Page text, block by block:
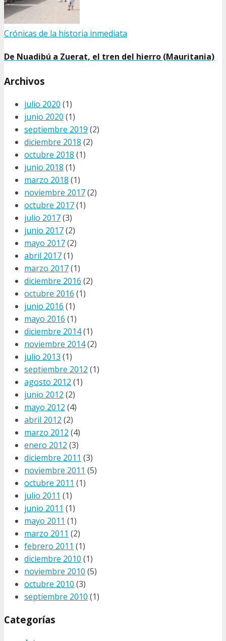
Crónicas de la historia inmediata
De Nuadibú a Zuerat, el tren del hierro (Mauritania)
Archivos
julio 2020 (1)
junio 2020 (1)
septiembre 2019 (2)
diciembre 2018 (2)
octubre 2018 (1)
junio 2018 (1)
marzo 2018 (1)
noviembre 2017(2)
octubre 2017(1)
julio 2017(3)
junio 2017(2)
mayo 2017(2)
abril 2017(1)
marzo 2017(1)
diciembre 2016 (2)
octubre 2016 (1)
junio 2016 (1)
mayo 2016 (1)
diciembre 2014(1)
noviembre 2014(2)
julio 2013 (1)
septiembre 2012 (1)
agosto 2012 (1)
junio 2012 (2)
mayo 2012 (4)
abril 2012 (2)
marzo 2012 (4)
enero 2012 (3)
diciembre 2011 (3)
noviembre 2011 (5)
octubre 2011 (1)
julio 2011 (1)
junio 2011 (1)
mayo 2011 (1)
marzo 2011 (2)
febrero 2011 (1)
diciembre 2010 (1)
noviembre 2010 (5)
octubre 2010 (3)
septiembre 2010 (1)
Categorías